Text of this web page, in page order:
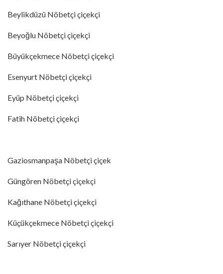
Beylikdüzü Nöbetçi çiçekçi
Beyoğlu Nöbetçi çiçekçi
Büyükçekmece Nöbetçi çiçekçi
Esenyurt Nöbetçi çiçekçi
Eyüp Nöbetçi çiçekçi
Fatih Nöbetçi çiçekçi
Gaziosmanpaşa Nöbetçi çiçek
Güngören Nöbetçi çiçekçi
Kağıthane Nöbetçi çiçekçi
Küçükçekmece Nöbetçi çiçekçi
Sarıyer Nöbetçi çiçekçi